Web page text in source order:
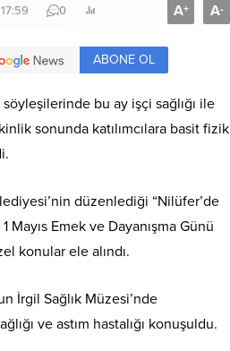
0 A+ A-
ABONE OL
söyleşilerinde bu ay işçi sağlığı ile
sonunda katılımcılara basit fizik
düzenlediği “Nilüfer’de
Mayıs Emek ve Dayanışma Günü
konular ele alındı.
İrgil Sağlık Müzesi’nde
ve astım hastalığı konuşuldu.